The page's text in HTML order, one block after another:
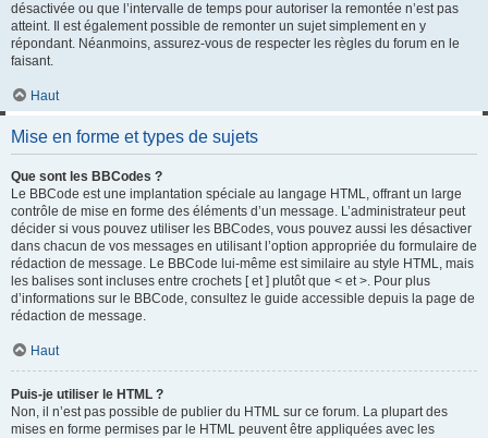
désactivée ou que l’intervalle de temps pour autoriser la remontée n’est pas
atteint. Il est également possible de remonter un sujet simplement en y
répondant. Néanmoins, assurez-vous de respecter les règles du forum en le
faisant.
Haut
Mise en forme et types de sujets
Que sont les BBCodes ?
Le BBCode est une implantation spéciale au langage HTML, offrant un large
contrôle de mise en forme des éléments d’un message. L’administrateur peut
décider si vous pouvez utiliser les BBCodes, vous pouvez aussi les désactiver
dans chacun de vos messages en utilisant l’option appropriée du formulaire de
rédaction de message. Le BBCode lui-même est similaire au style HTML, mais
les balises sont incluses entre crochets [ et ] plutôt que < et >. Pour plus
d’informations sur le BBCode, consultez le guide accessible depuis la page de
rédaction de message.
Haut
Puis-je utiliser le HTML ?
Non, il n’est pas possible de publier du HTML sur ce forum. La plupart des
mises en forme permises par le HTML peuvent être appliquées avec les